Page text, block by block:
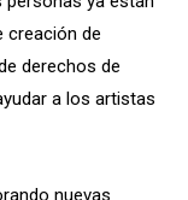
creación de
derechos de
a los artistas
nuevas